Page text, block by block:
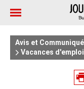
Avis et
Vacances d'emploi